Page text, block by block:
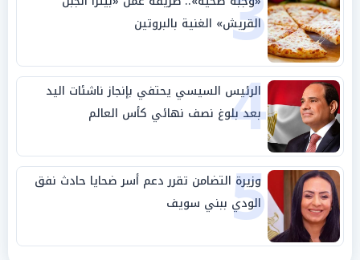
القريش» الغنية بالبروتين
4
الرئيس السيسي يحتفي بإنجاز ناشئات اليد
بعد بلوغ نصف نهائي كأس العالم
5
وزيرة التضامن تقرر دعم أسر ضحايا حادث نفق
الودي ببني سويف